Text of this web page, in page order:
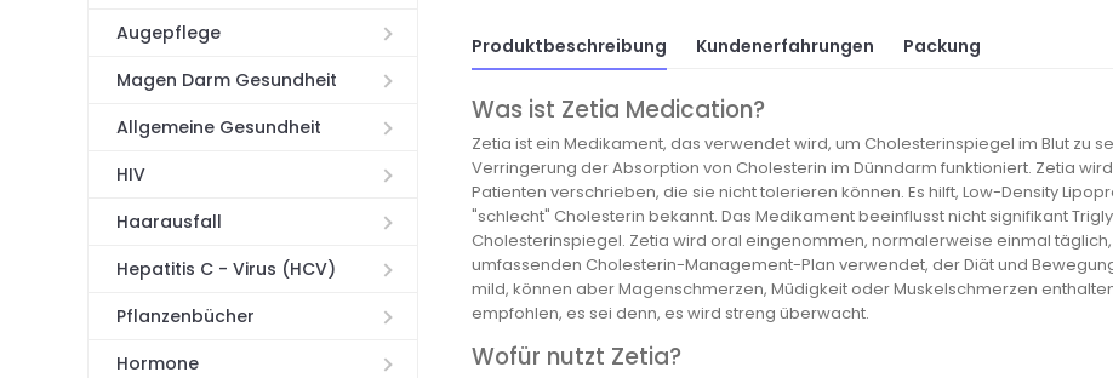
Augepflege
Magen Darm Gesundheit
Allgemeine Gesundheit
HIV
Haarausfall
Hepatitis C - Virus (HCV)
Pflanzenbücher
Hormone
Produktbeschreibung Kundenerfahrungen Packung
Was ist Zetia Medication?
Zetia ist ein Medikament, das verwendet wird, um Cholesterinspiegel im Blut zu
Verringerung der Absorption von Cholesterin im Dünndarm funktioniert. Zetia
Patienten verschrieben, die sie nicht tolerieren können. Es hilft, Low-Density
"schlecht" Cholesterin bekannt. Das Medikament beeinflusst nicht signifikant
Cholesterinspiegel. Zetia wird oral eingenommen, normalerweise einmal
umfassenden Cholesterin-Management-Plan verwendet, der Diät und
mild, können aber Magenschmerzen, Müdigkeit oder Muskelschmerzen
empfohlen, es sei denn, es wird streng überwacht.
Wofür nutzt Zetia?